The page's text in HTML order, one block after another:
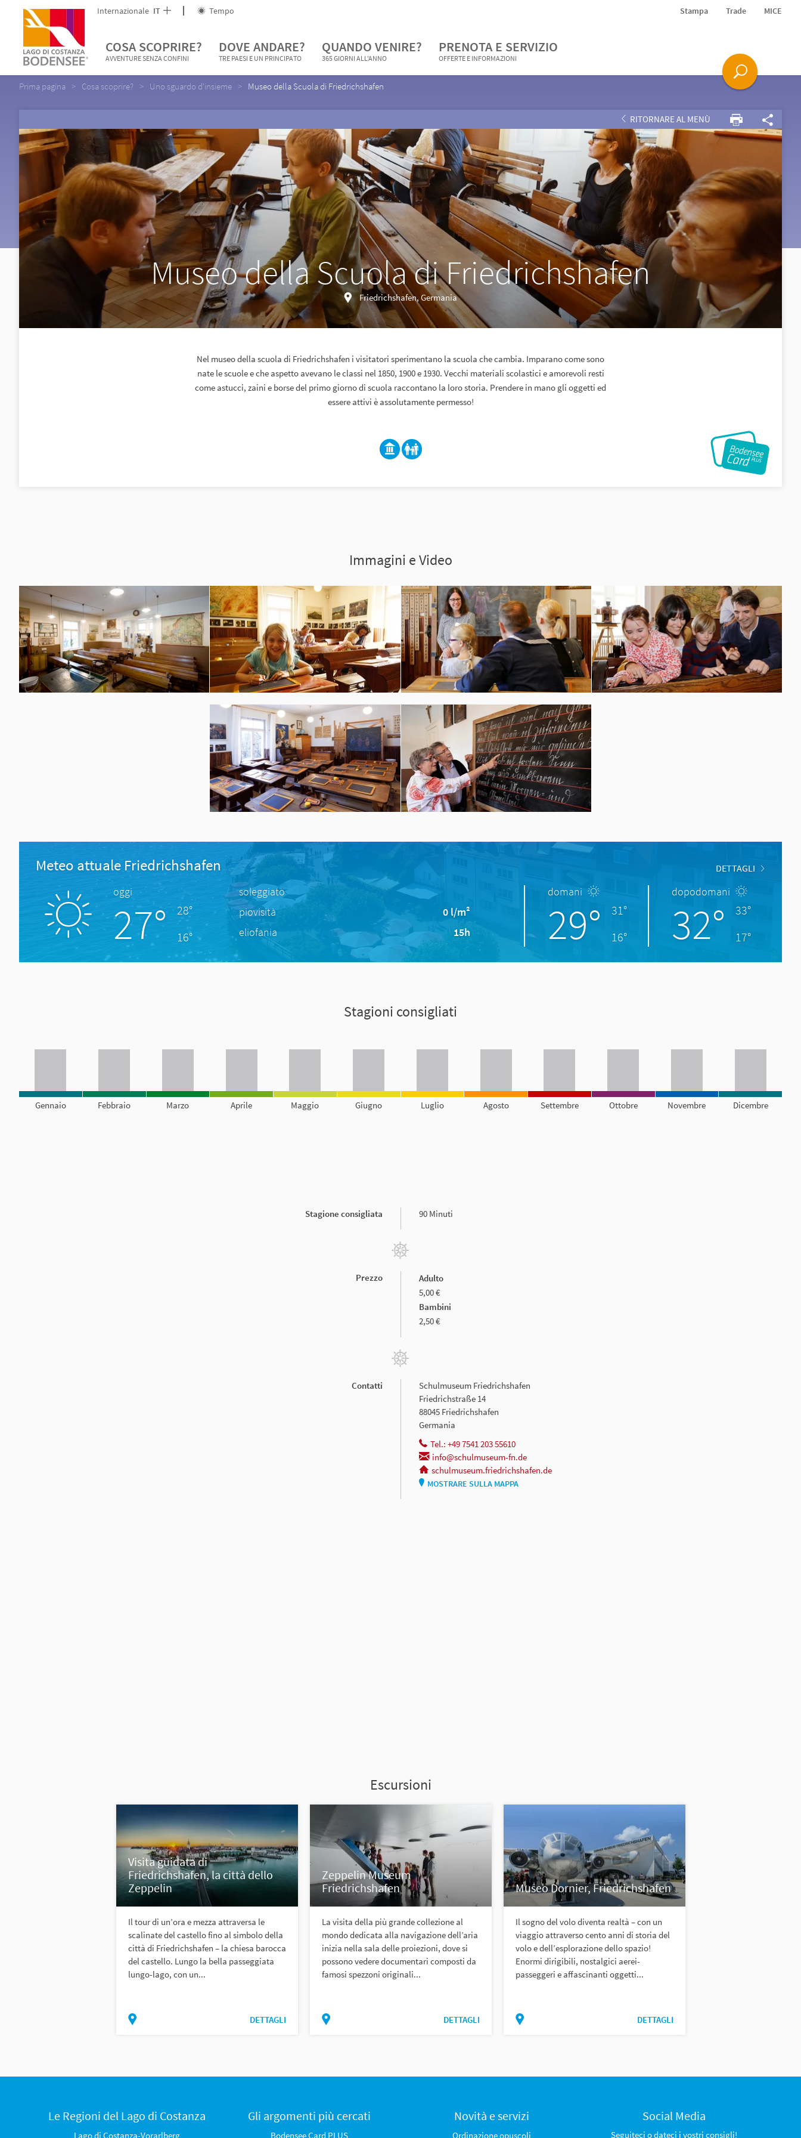
Internazionale IT Tempo Stampa Trade MICE
COSA SCOPRIRE?
AVVENTURE SENZA CONFINI
DOVE ANDARE?
TRE PAESI E UN PRINCIPATO
QUANDO VENIRE?
365 GIORNI ALL'ANNO
PRENOTA E SERVIZIO
OFFERTE E INFORMAZIONI
Prima pagina Cosa scoprire? Uno sguardo d'insieme Museo della Scuola di Friedrichshafen
RITORNARE AL MENÙ
Museo della Scuola di Friedrichshafen
Friedrichshafen, Germania
Nel museo della scuola di Friedrichshafen i visitatori sperimentano la scuola che cambia. Imparano come sono
nate le scuole e che aspetto avevano le classi nel 1850, 1900 e 1930. Vecchi materiali scolastici e amorevoli resti
come astucci, zaini e borse del primo giorno di scuola raccontano la loro storia. Prendere in mano gli oggetti ed
essere attivi è assolutamente permesso!
Immagini e Video
Meteo attuale Friedrichshafen DETTAGLI
oggi
27°
28°
16°
soleggiato
piovisità
0 l/m²
eliofania
15h
domani
29°
31°
16°
dopodomani
32°
33°
17°
Stagioni consigliati
Gennaio Febbraio Marzo Aprile Maggio Giugno Luglio Agosto Settembre Ottobre Novembre Dicembre
Stagione consigliata 90 Minuti
Prezzo
Adulto
5,00 €
Bambini
2,50 €
Contatti
Schulmuseum Friedrichshafen
Friedrichstraße 14
88045 Friedrichshafen
Germania
Tel.: +49 7541 203 55610
info@schulmuseum-fn.de
schulmuseum.friedrichshafen.de
MOSTRARE SULLA MAPPA
Escursioni
Visita guidata di
Friedrichshafen, la città dello
Zeppelin
Il tour di un’ora e mezza attraversa le
scalinate del castello fino al simbolo della
città di Friedrichshafen – la chiesa barocca
del castello. Lungo la bella passeggiata
lungo-lago, con un...
DETTAGLI
Zeppelin Museum
Friedrichshafen
La visita della più grande collezione al
mondo dedicata alla navigazione dell’aria
inizia nella sala delle proiezioni, dove si
possono vedere documentari composti da
famosi spezzoni originali...
DETTAGLI
Museo Dornier, Friedrichshafen
Il sogno del volo diventa realtà – con un
viaggio attraverso cento anni di storia del
volo e dell’esplorazione dello spazio!
Enormi dirigibili, nostalgici aerei-
passeggeri e affascinanti oggetti...
DETTAGLI
Le Regioni del Lago di Costanza
Lago di Costanza-Vorarlberg
Gli argomenti più cercati
Bodensee Card PLUS
Novità e servizi
Ordinazione opuscoli
Social Media
Seguiteci o dateci i vostri consigli!